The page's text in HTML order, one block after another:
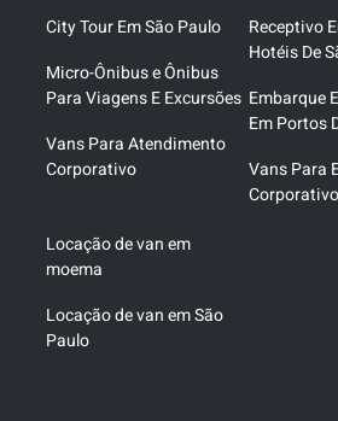
City Tour Em São Paulo
Micro-Ônibus e Ônibus
Para Viagens E Excursões
Vans Para Atendimento
Corporativo
Receptivo
Hotéis De
Embarque
Em Portos
Vans Para
Locação de van em
moema
Locação de van em São
Paulo